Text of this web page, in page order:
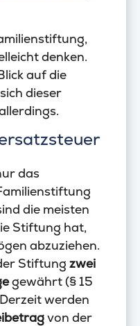
denken.
auf die
dieser
das
die meisten
Stiftung hat,
abzuziehen.
Stiftung zwei
gewährt (§ 15
werden
von der